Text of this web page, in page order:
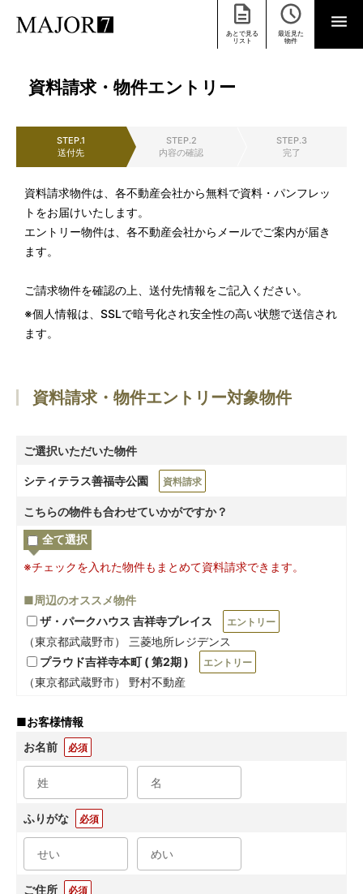
あとで見る
リスト
最近見た
物件
資料請求・物件エントリー
STEP.1
送付先
STEP.2
内容の確認
STEP.3
完了
資料請求物件は、各不動産会社から無料で資料・パンフレッ
トをお届けいたします。
エントリー物件は、各不動産会社からメールでご案内が届き
ます。
ご請求物件を確認の上、送付先情報をご記入ください。
※個人情報は、SSLで暗号化され安全性の高い状態で送信され
ます。
資料請求・物件エントリー対象物件
ご選択いただいた物件
シティテラス善福寺公園 資料請求
こちらの物件も合わせていかがですか？
全て選択
※チェックを入れた物件もまとめて資料請求できます。
■周辺のオススメ物件
ザ・パークハウス 吉祥寺プレイス
エントリー
（東京都武蔵野市） 三菱地所レジデンス
プラウド吉祥寺本町 ( 第2期 )
エントリー
（東京都武蔵野市） 野村不動産
■お客様情報
お名前
必須
ふりがな 必須
ご住所 必須